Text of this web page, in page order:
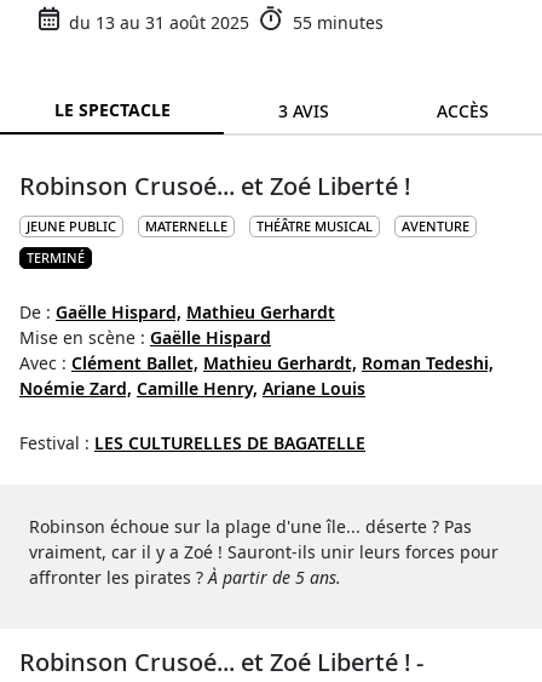
du 13 au 31 août 2025 55 minutes
LE SPECTACLE 3 AVIS ACCÈS
Robinson Crusoé... et Zoé Liberté !
JEUNE PUBLIC MATERNELLE THÉÂTRE MUSICAL
AVENTURE
TERMINÉ
De : Gaëlle Hispard, Mathieu Gerhardt
Mise en scène : Gaëlle Hispard
Avec : Clément Ballet, Mathieu Gerhardt, Roman Tedeshi,
Noémie Zard, Camille Henry, Ariane Louis
Festival : LES CULTURELLES DE BAGATELLE
Robinson échoue sur la plage d'une île... déserte ? Pas
vraiment, car il y a Zoé ! Sauront-ils unir leurs forces pour
affronter les pirates ?À partir de 5 ans.
Robinson Crusoé... et Zoé Liberté ! -